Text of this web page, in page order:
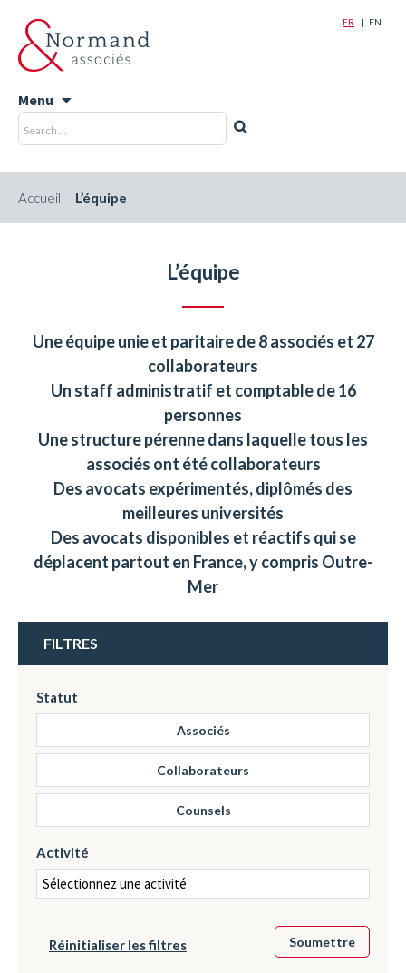
FR EN
Menu
Skip
to
Recherche
pour
Accueil L’équipe
L’équipe
Une équipe unie et paritaire de 8 associés et 27
collaborateurs
Un staff administratif et comptable de 16
personnes
Une structure pérenne dans laquelle tous les
associés ont été collaborateurs
Des avocats expérimentés, diplômés des
meilleures universités
Des avocats disponibles et réactifs qui se
déplacent partout en France, y compris Outre-
Mer
FILTRES
Statut
Associés
Collaborateurs
Counsels
Activité
Réinitialiser les filtres